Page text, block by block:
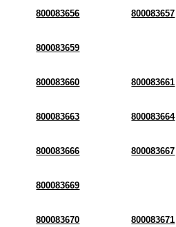
800083656 800083657
800083659
800083660 800083661
800083663 800083664
800083666 800083667
800083669
800083670 800083671